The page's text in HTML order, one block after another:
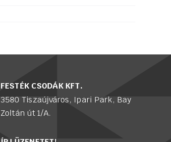
FESTÉK CSODÁK KFT.
3580 Tiszaújváros, Ipari Park, Bay
Zoltán út 1/A.